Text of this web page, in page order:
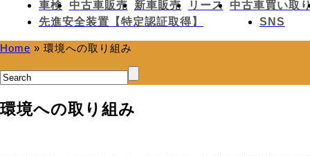
車検 中古車販売 新車販売 リース
中古車買い取
先進安全装置【特定認証取得】
SNS
Home » 環境への取り組み
環境への取り組み